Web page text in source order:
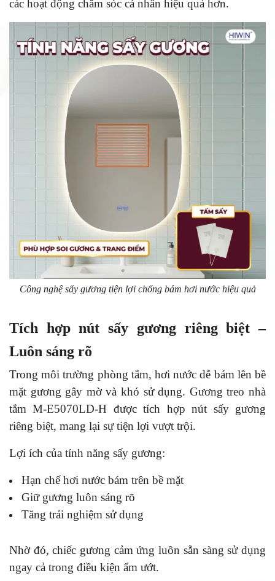
các hoạt động chăm sóc cá nhân hiệu quả hơn.
Công nghệ sấy gương tiện lợi chống bám hơi nước hiệu quả
Tích hợp nút sấy gương riêng biệt –
Luôn sáng rõ
Trong môi trường phòng tắm, hơi nước dễ bám lên bề
mặt gương gây mờ và khó sử dụng. Gương treo nhà
tắm M-E5070LD-H được tích hợp nút sấy gương
riêng biệt, mang lại sự tiện lợi vượt trội.
Lợi ích của tính năng sấy gương:
Hạn chế hơi nước bám trên bề mặt
Giữ gương luôn sáng rõ
Tăng trải nghiệm sử dụng
Nhờ đó, chiếc gương cảm ứng luôn sẵn sàng sử dụng
ngay cả trong điều kiện ẩm ướt.